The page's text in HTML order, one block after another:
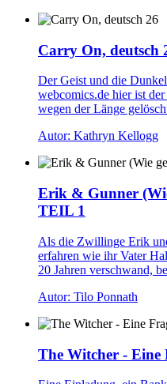
Carry On, deutsch
Der Geist und die
webcomics.de hier ist
wegen der Länge
Autor: Kathryn Kellogg
Erik & Gunner
TEIL 1
Als die Zwillinge Erik
erfahren wie ihr Vater
20 Jahren verschwand,
Autor: Tilo Ponnath
The Witcher - Eine